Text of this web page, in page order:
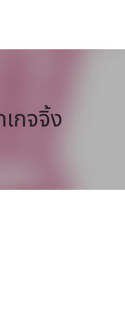
กจจิ้ง